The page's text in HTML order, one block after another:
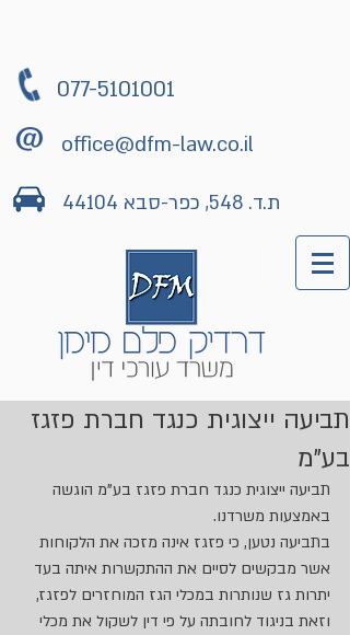
077-5101001
office@dfm-law.co.il
ת.ד. 548, כפר-סבא 44104
תביעה ייצוגית כנגד חברת פזגז
בע"מ
תביעה ייצוגית כנגד חברת פזגז בע"מ הוגשה
באמצעות משרדנו.
בתביעה נטען, כי פזגז אינה מזכה את הלקוחות
אשר מבקשים לסיים את ההתקשרות איתה בעד
יתרות גז שנותרות במכלי הגז המוחזרים לפזגז,
וזאת בניגוד לחובתה על פי דין לשקול את מכלי